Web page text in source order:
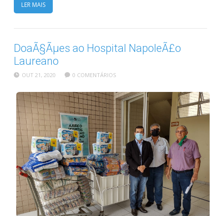
LER MAIS
DoaÃ§Ãµes ao Hospital NapoleÃ£o
Laureano
OUT 21, 2020 0 COMENTÁRIOS